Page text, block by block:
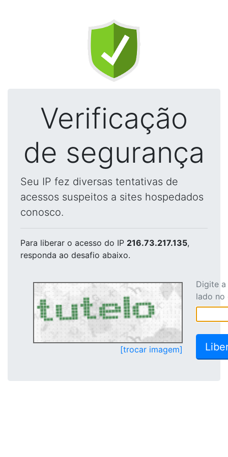
Verificação
de segurança
Seu IP fez diversas tentativas de
acessos suspeitos a sites hospedados
conosco.
Para liberar o acesso do IP 216.73.217.135,
responda ao desafio abaixo.
[trocar imagem]
Digite
lado no